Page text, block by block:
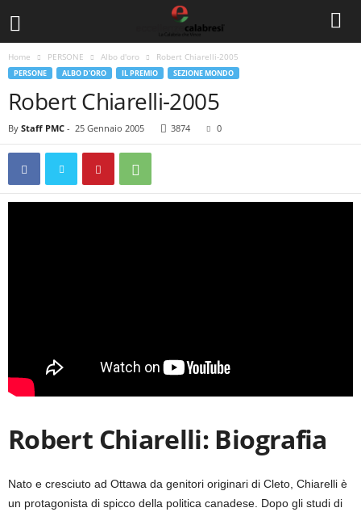
Home PERSONE Albo d'oro Robert Chiarelli-2005
PERSONE ALBO D'ORO IL PREMIO SEZIONE MONDO
Robert Chiarelli-2005
By Staff PMC - 25 Gennaio 2005 3874 0
Robert Chiarelli: Biografia
Nato e cresciuto ad Ottawa da genitori originari di Cleto, Chiarelli è
un protagonista di spicco della politica canadese. Dopo gli studi di